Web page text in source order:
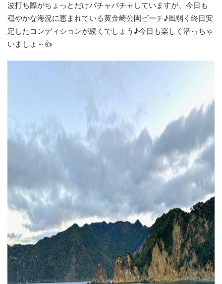
波打ち際がちょっとだけパチャパチャしていますが、今日も
穏やかな海況に恵まれている黄金崎公園ビーチ♪風弱く終日安
定したコンディションが続くでしょう♪今日も楽しく潜っちゃ
いましょ～👍